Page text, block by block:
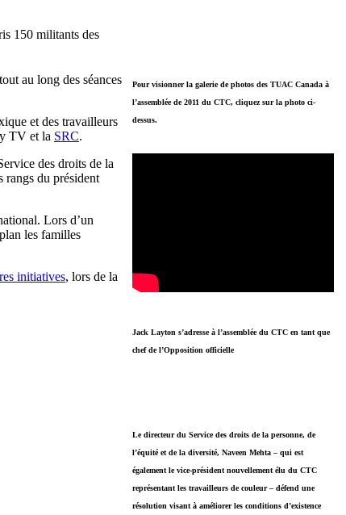
Pour visionner la galerie de photos des TUAC Canada à
l’assemblée de 2011 du CTC, cliquez sur la photo ci-
dessus.
Jack Layton s’adresse à l’assemblée du CTC en tant que
chef de l’Opposition officielle
Le directeur du Service des droits de la personne, de
l’équité et de la diversité, Naveen Mehta – qui est
également le vice-président nouvellement élu du CTC
représentant les travailleurs de couleur – défend une
résolution visant à améliorer les conditions d’existence
150 militants des
au long des séances
et des travailleurs
TV et la SRC.
des droits de la
rangs du président
Lors d’un
les familles
initiatives, lors de la